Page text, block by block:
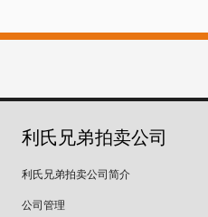
利氏兄弟拍卖公司
利氏兄弟拍卖公司简介
公司管理